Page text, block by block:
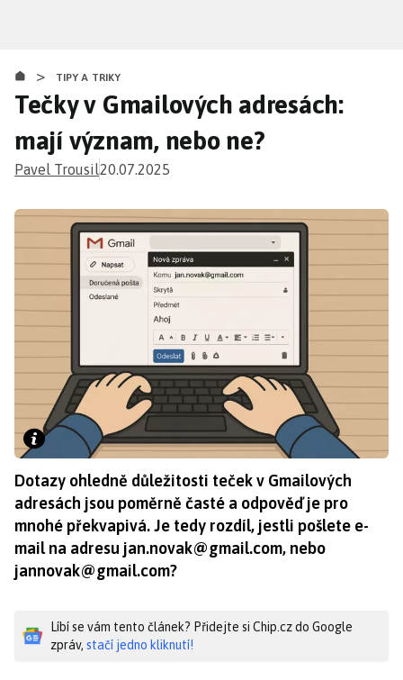
obsahu
> TIPY A TRIKY
Tečky v Gmailových adresách:
mají význam, nebo ne?
Pavel Trousil20.07.2025
Dotazy ohledně důležitosti teček v Gmailových
adresách jsou poměrně časté a odpověď je pro
mnohé překvapivá. Je tedy rozdíl, jestli pošlete e-
mail na adresu jan.novak@gmail.com, nebo
jannovak@gmail.com?
Líbí se vám tento článek? Přidejte si Chip.cz do Google
zpráv, stačí jedno kliknutí!